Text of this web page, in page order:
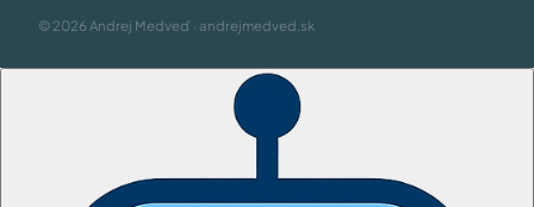
© 2026 Andrej Medveď · andrejmedved.sk